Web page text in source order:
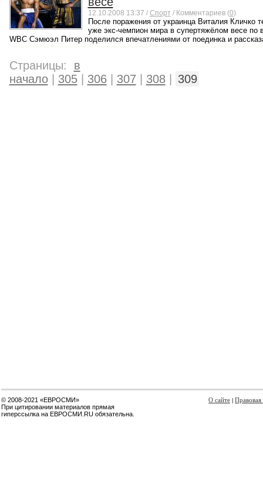
12.10.2008 13:37 / Спорт / Комментариев (0)
После поражения от украинца Виталия Кличко
уже экс-чемпион мира в супертяжёлом весе по
WBC Сэмюэл Питер поделился впечатлениями от поединка и
Страницы: в
начало| 305| 306| 307 308| 309
© 2008-2021 «ЕВРОСМИ»
При цитировании материалов прямая
гиперссылка на ЕВРОСМИ.RU обязательна.
О сайте